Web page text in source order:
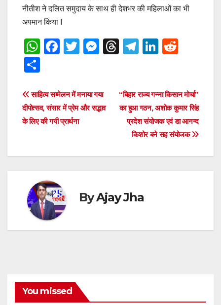
नीतीश ने दलित समुदाय के साथ ही देशभर की महिलाओं का भी
अपमान किया I
W
s
A
p
F
e
b
o
k
T
er
M
e
n
T
a
d
s
T
gr
a
m
Li
e
dI
n
di
t
ar
e
Post
navigation
“बिहार राज्य गन्ना किसान मोर्चा”
का हुआ गठन, अशोक कुमार सिंह
प्रदेश संयोजक एवं डा आनन्द
किशोर बने सह संयोजक
साहित्य सम्मेलन में मनाया गया
दीपोत्सव, संसार में प्रेम और सद्भाव
के लिए की गयी प्रार्थना
ByAjay Jha
You missed